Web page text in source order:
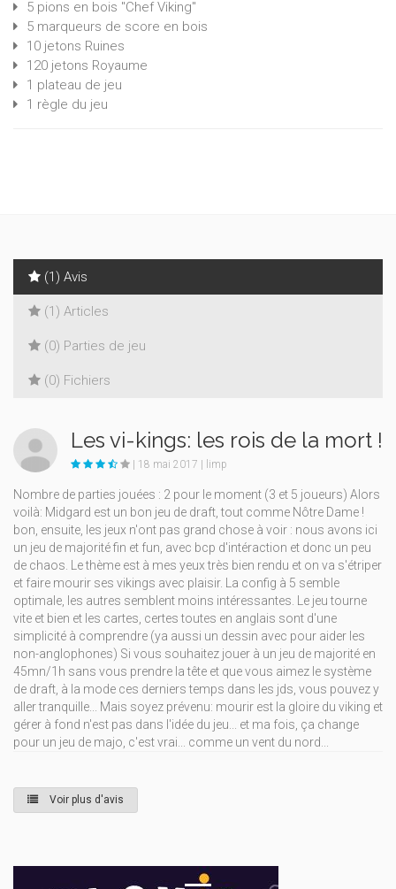
5 pions en bois "Chef Viking"
5 marqueurs de score en bois
10 jetons Ruines
120 jetons Royaume
1 plateau de jeu
1 règle du jeu
(1) Avis
(1) Articles
(0) Parties de jeu
(0) Fichiers
Les vi-kings: les rois de la mort !
| 18 mai 2017 | limp
Nombre de parties jouées : 2 pour le moment (3 et 5 joueurs) Alors
voilà: Midgard est un bon jeu de draft, tout comme Nôtre Dame !
bon, ensuite, les jeux n'ont pas grand chose à voir : nous avons ici
un jeu de majorité fin et fun, avec bcp d'intéraction et donc un peu
de chaos. Le thème est à mes yeux très bien rendu et on va s'étriper
et faire mourir ses vikings avec plaisir. La config à 5 semble
optimale, les autres semblent moins intéressantes. Le jeu tourne
vite et bien et les cartes, certes toutes en anglais sont d'une
simplicité à comprendre (ya aussi un dessin avec pour aider les
non-anglophones) Si vous souhaitez jouer à un jeu de majorité en
45mn/1h sans vous prendre la tête et que vous aimez le système
de draft, à la mode ces derniers temps dans les jds, vous pouvez y
aller tranquille... Mais soyez prévenu: mourir est la gloire du viking et
gérer à fond n'est pas dans l'idée du jeu... et ma fois, ça change
pour un jeu de majo, c'est vrai... comme un vent du nord...
Voir plus d'avis